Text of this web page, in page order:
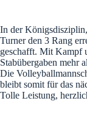
In der
Turner den 3 Rang
geschafft. Mit Kampf
Stabübergaben mehr
Die
bleibt somit für das
Tolle Leistung,